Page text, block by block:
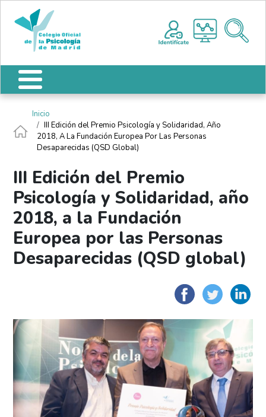
este
incluye
sistema
accesibilidad.
Pasar al contenido principal
Ruta de navegación
Inicio
III Edición del Premio Psicología y Solidaridad, Año
2018, A La Fundación Europea Por Las Personas
Desaparecidas (QSD Global)
III Edición del Premio
Psicología y Solidaridad, año
2018, a la Fundación
Europea por las Personas
Desaparecidas (QSD global)